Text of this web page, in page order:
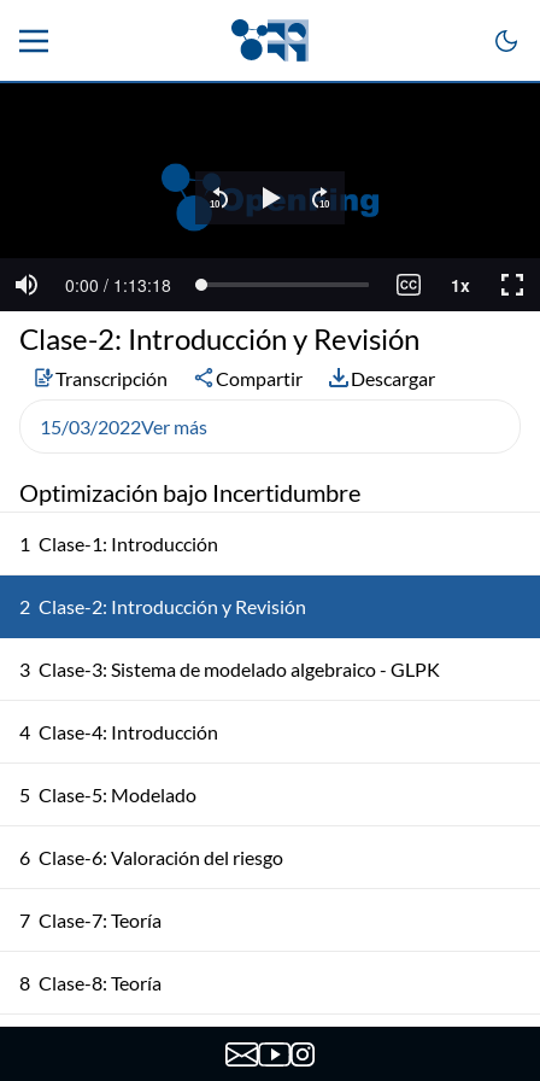
Optimización bajo Incertidumbre
1 Clase-1: Introducción
2 Clase-2: Introducción y Revisión
3 Clase-3: Sistema de modelado algebraico - GLPK
4 Clase-4: Introducción
5 Clase-5: Modelado
6 Clase-6: Valoración del riesgo
7 Clase-7: Teoría
8 Clase-8: Teoría
Clase-9: Modelos múltiple etapa (codificación)
Clase-2: Introducción y Revisión
Transcripción Compartir Descargar
15/03/2022Ver más